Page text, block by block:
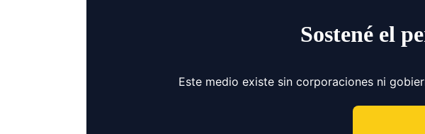
Sostené el
Este medio existe sin corporaciones ni